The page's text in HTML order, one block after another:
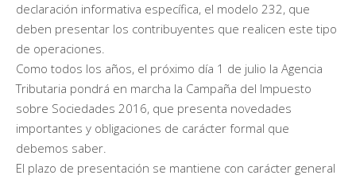
declaración informativa específica, el modelo 232, que
deben presentar los contribuyentes que realicen este tipo
de operaciones.
Como todos los años, el próximo día 1 de julio la Agencia
Tributaria pondrá en marcha la Campaña del Impuesto
sobre Sociedades 2016, que presenta novedades
importantes y obligaciones de carácter formal que
debemos saber.
El plazo de presentación se mantiene con carácter general